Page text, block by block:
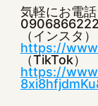
気軽にお電話
（インスタ）
https://
（TikTok）
https://